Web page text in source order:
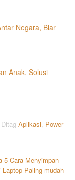
Negara, Biar
Anak, Solusi
Ditag Aplikasi, Power
5 Cara Menyimpan
Paling mudah